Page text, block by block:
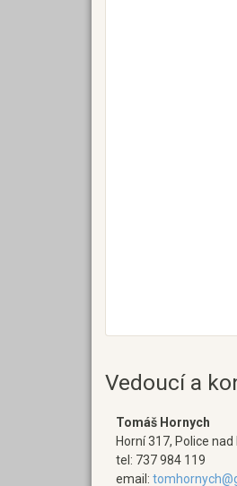
Vedoucí a
Tomáš Hornych
Horní 317, Police
tel: 737 984 119
email: